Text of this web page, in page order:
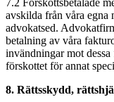
avskilda från våra egna
advokatsed.
betalning av våra
invändningar mot
förskottet för annat
8. Rättsskydd,